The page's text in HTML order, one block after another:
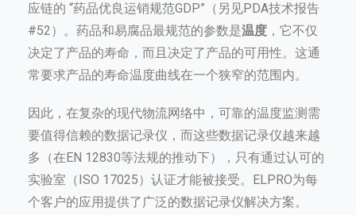
应链的 “药品优良运销规范GDP”（另见PDA技术报告
#52）。药品和易腐品最规范的参数是温度 ，它不仅
决定了产品的寿命，而且决定了产品的可用性。这通
常要求产品的寿命温度曲线在一个狭窄的范围内。
因此，在复杂的现代物流网络中，可靠的温度监测需
要值得信赖的数据记录仪，而这些数据记录仪越来越
多（在EN 12830等法规的推动下），只有通过认可的
实验室（ISO 17025）认证才能被接受。ELPRO为每
个客户的应用提供了广泛的数据记录仪解决方案。